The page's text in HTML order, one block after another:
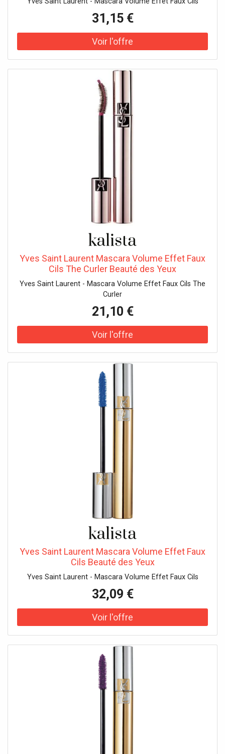
31,15 €
Yves Saint Laurent Mascara Volume Effet Faux
Cils The Curler Beauté des Yeux
Yves Saint Laurent - Mascara Volume Effet Faux Cils The
Curler
21,10 €
Yves Saint Laurent Mascara Volume Effet Faux
Cils Beauté des Yeux
Yves Saint Laurent - Mascara Volume Effet Faux Cils
32,09 €